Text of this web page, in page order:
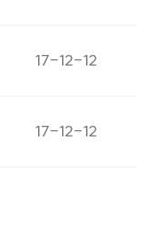
게시일자
17-12-12
게시일자
17-12-12